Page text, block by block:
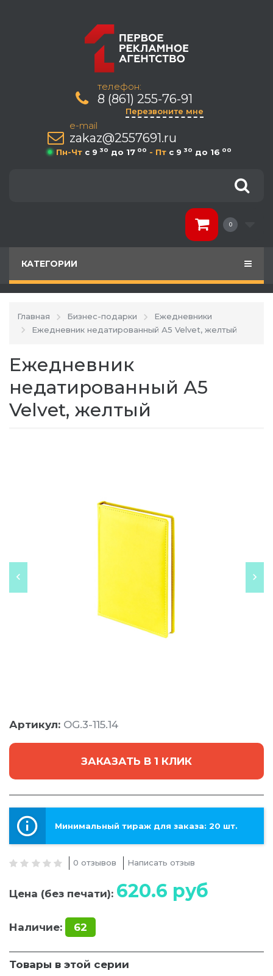
телефон:
8 (861) 255-76-91
Перезвоните мне
e-mail
zakaz@2557691.ru
Пн-Чт c 9 30 до 17 00 - Пт c 9 30 до 16 00
0
КАТЕГОРИИ
Главная Бизнес-подарки
Ежедневники
Ежедневник недатированный А5 Velvet, желтый
Ежедневник
недатированный А5
Velvet, желтый
Артикул: OG.3-115.14
ЗАКАЗАТЬ В 1 КЛИК
Минимальный тираж для заказа: 20 шт.
0 отзывов Написать отзыв
Цена (без печати): 620.6 руб
Наличие: 62
Товары в этой серии